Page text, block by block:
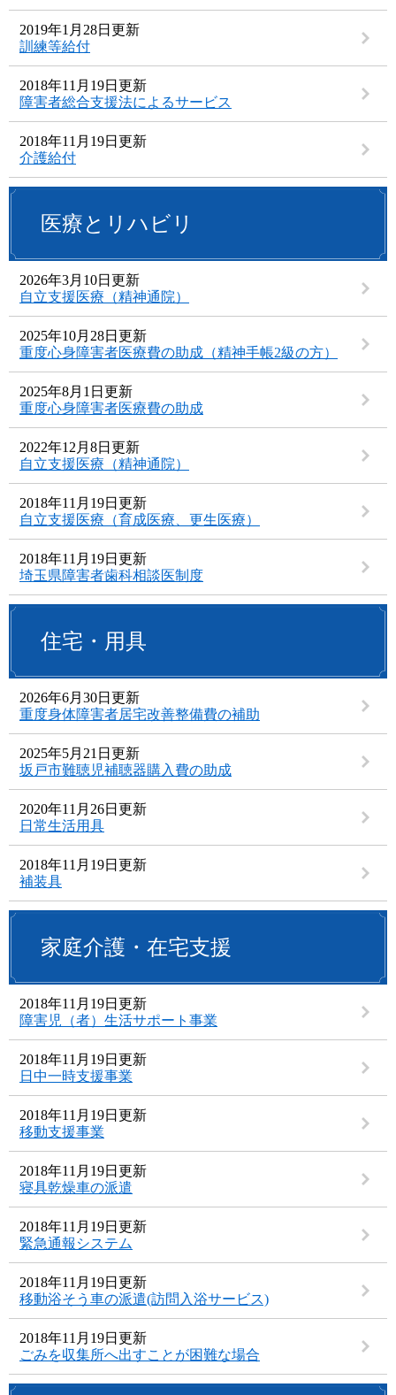
2019年1月28日更新
訓練等給付
2018年11月19日更新
障害者総合支援法によるサービス
2018年11月19日更新
介護給付
医療とリハビリ
2026年3月10日更新
自立支援医療（精神通院）
2025年10月28日更新
重度心身障害者医療費の助成（精神手帳2級の方）
2025年8月1日更新
重度心身障害者医療費の助成
2022年12月8日更新
自立支援医療（精神通院）
2018年11月19日更新
自立支援医療（育成医療、更生医療）
2018年11月19日更新
埼玉県障害者歯科相談医制度
住宅・用具
2026年6月30日更新
重度身体障害者居宅改善整備費の補助
2025年5月21日更新
坂戸市難聴児補聴器購入費の助成
2020年11月26日更新
日常生活用具
2018年11月19日更新
補装具
家庭介護・在宅支援
2018年11月19日更新
障害児（者）生活サポート事業
2018年11月19日更新
日中一時支援事業
2018年11月19日更新
移動支援事業
2018年11月19日更新
寝具乾燥車の派遣
2018年11月19日更新
緊急通報システム
2018年11月19日更新
移動浴そう車の派遣(訪問入浴サービス)
2018年11月19日更新
ごみを収集所へ出すことが困難な場合